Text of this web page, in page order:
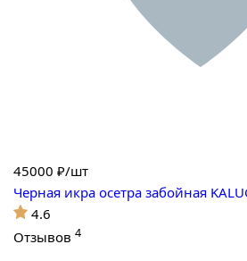
45000 ₽/шт
Черная икра осетра забойная
4.6
Отзывов 4